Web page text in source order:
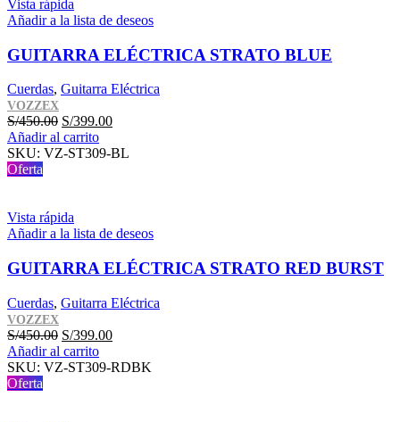
Vista rápida
Añadir a la lista de deseos
GUITARRA ELÉCTRICA STRATO BLUE
Cuerdas, Guitarra Eléctrica
VOZZEX
S/450.00 El
precio
original
S/399.00El
actual
Añadir al carrito
SKU: VZ-ST309-BL
Oferta
Vista rápida
Añadir a la lista de deseos
GUITARRA ELÉCTRICA STRATO RED BURST
Cuerdas, Guitarra Eléctrica
VOZZEX
S/450.00 El
precio
original
S/399.00El
actual
Añadir al carrito
SKU: VZ-ST309-RDBK
Oferta